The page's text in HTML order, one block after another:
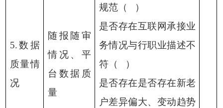
5.数据
质量情
况
随报随审
情况、平
台数据质
量
规范（
）
是否存在互联网承接业
务情况与行职业描述不
符（
）
是否存在是否存在新老
户差异偏大、变动趋势